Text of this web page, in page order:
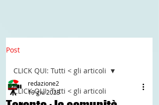
Post
CLICK QUI: Tutti < gli articoli
CLICK QUI: Tutti < gli articoli
redazione2
19 giu 2023